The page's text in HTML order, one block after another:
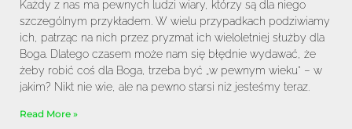
Każdy z nas ma pewnych ludzi wiary, którzy są dla niego
szczególnym przykładem. W wielu przypadkach podziwiamy
ich, patrząc na nich przez pryzmat ich wieloletniej służby dla
Boga. Dlatego czasem może nam się błędnie wydawać, że
żeby robić coś dla Boga, trzeba być „w pewnym wieku” – w
jakim? Nikt nie wie, ale na pewno starsi niż jesteśmy teraz.
Read More »